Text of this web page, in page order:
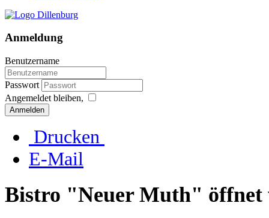
Anmeldung
Benutzername
Passwort
Angemeldet bleiben,
Anmelden
Drucken
E-Mail
Bistro "Neuer Muth" öffnet